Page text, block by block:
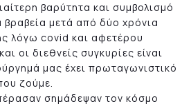
βαρύτητα και συμβολισμό
βραβεία μετά από δύο χρόνια
λόγω covid και αφετέρου
οι διεθνείς συγκυρίες είναι
μας έχει πρωταγωνιστικό
ζούμε.
σημάδεψαν τον κόσμο